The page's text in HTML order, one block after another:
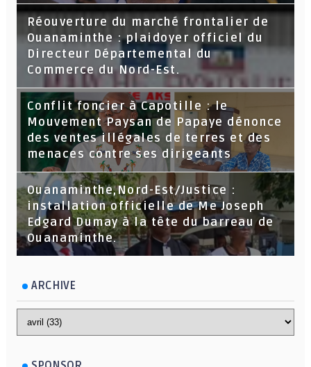
Réouverture du marché frontalier de
Ouanaminthe : plaidoyer officiel du
Directeur Départemental du
Commerce du Nord-Est.
Conflit foncier à Capotille : le
Mouvement Paysan de Papaye dénonce
des ventes illégales de terres et des
menaces contre ses dirigeants
Ouanaminthe,Nord-Est/Justice :
installation officielle de Me Joseph
Edgard Dumay à la tête du barreau de
Ouanaminthe.
ARCHIVE